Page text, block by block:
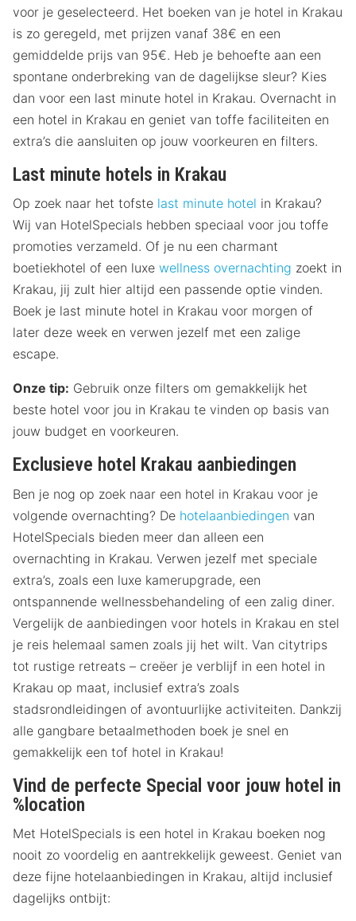
voor je geselecteerd. Het boeken van je hotel in Krakau
is zo geregeld, met prijzen vanaf 38€ en een
gemiddelde prijs van 95€. Heb je behoefte aan een
spontane onderbreking van de dagelijkse sleur? Kies
dan voor een last minute hotel in Krakau. Overnacht in
een hotel in Krakau en geniet van toffe faciliteiten en
extra’s die aansluiten op jouw voorkeuren en filters.
Last minute hotels in Krakau
Op zoek naar het tofste last minute hotel in Krakau?
Wij van HotelSpecials hebben speciaal voor jou toffe
promoties verzameld. Of je nu een charmant
boetiekhotel of een luxe wellness overnachting zoekt in
Krakau, jij zult hier altijd een passende optie vinden.
Boek je last minute hotel in Krakau voor morgen of
later deze week en verwen jezelf met een zalige
escape.
Onze tip: Gebruik onze filters om gemakkelijk het
beste hotel voor jou in Krakau te vinden op basis van
jouw budget en voorkeuren.
Exclusieve hotel Krakau aanbiedingen
Ben je nog op zoek naar een hotel in Krakau voor je
volgende overnachting? De hotelaanbiedingen van
HotelSpecials bieden meer dan alleen een
overnachting in Krakau. Verwen jezelf met speciale
extra’s, zoals een luxe kamerupgrade, een
ontspannende wellnessbehandeling of een zalig diner.
Vergelijk de aanbiedingen voor hotels in Krakau en stel
je reis helemaal samen zoals jij het wilt. Van citytrips
tot rustige retreats – creëer je verblijf in een hotel in
Krakau op maat, inclusief extra’s zoals
stadsrondleidingen of avontuurlijke activiteiten. Dankzij
alle gangbare betaalmethoden boek je snel en
gemakkelijk een tof hotel in Krakau!
Vind de perfecte Special voor jouw hotel in
%location
Met HotelSpecials is een hotel in Krakau boeken nog
nooit zo voordelig en aantrekkelijk geweest. Geniet van
deze fijne hotelaanbiedingen in Krakau, altijd inclusief
dagelijks ontbijt: